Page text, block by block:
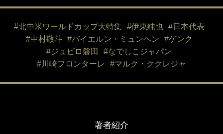
#北中米ワールドカップ大特集 #伊東純也
#日本代表
#中村敬斗
#バイエルン・ミュンヘン
#ゲンク
#ジュビロ磐田
#なでしこジャパン
#川崎フロンターレ
#マルク・ククレジャ
著者紹介